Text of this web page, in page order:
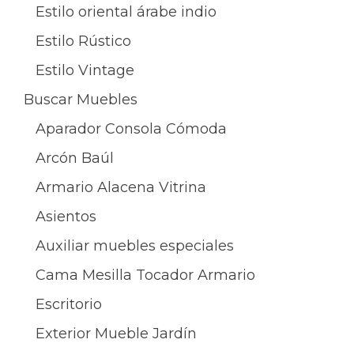
Estilo oriental árabe indio
Estilo Rústico
Estilo Vintage
Buscar Muebles
Aparador Consola Cómoda
Arcón Baúl
Armario Alacena Vitrina
Asientos
Auxiliar muebles especiales
Cama Mesilla Tocador Armario
Escritorio
Exterior Mueble Jardín